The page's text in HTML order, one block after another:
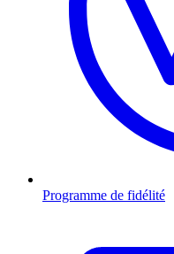
Programme de fidélité